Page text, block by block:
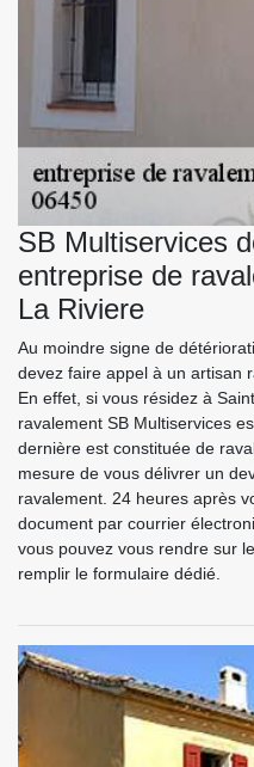
SB Multiservices
entreprise de
La Riviere
Au moindre signe de
devez faire appel à un artisan
En effet, si vous résidez à
ravalement SB Multiservices
dernière est constituée de
mesure de vous délivrer un
ravalement. 24 heures après
document par courrier
vous pouvez vous rendre sur
remplir le formulaire dédié.